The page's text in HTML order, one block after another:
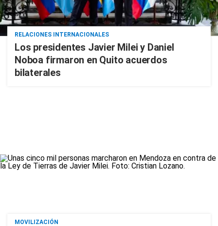
RELACIONES INTERNACIONALES
Los presidentes Javier Milei y Daniel
Noboa firmaron en Quito acuerdos
bilaterales
MOVILIZACIÓN